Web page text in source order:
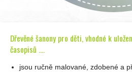
Dřevěné šanony pro děti, vhodné k
časopisů ....
jsou ručně malované, zdobené a